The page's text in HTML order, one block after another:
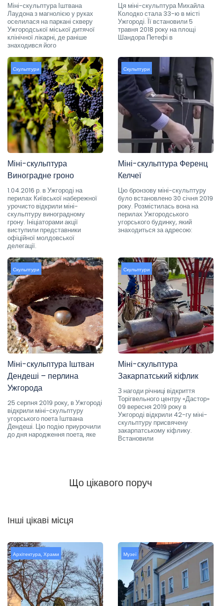
Міні-скульптура Іштвана
Лаудона з магнолією у руках
оселилася на паркані скверу
Ужгородської міської дитячої
клінічної лікарні, де раніше
знаходився його
Ця міні-скульптура Михайла
Колодко стала 33-ю в місті
Ужгороді. Її встановили 5
травня 2018 року на площі
Шандора Петефі в
Скульптури
Міні-скульптура
Виноградне гроно
1.04.2016 р. в Ужгороді на
перилах Київської набережної
урочисто відкрили міні-
скульптуру виноградному
грону. Ініціаторами акції
виступили представники
офіційної молдовської
делегації.
Скульптури
Міні-скульптура Ференц
Келчеї
Цю бронзову міні-скульптуру
було встановлено 30 січня 2019
року. Розмістилась вона на
перилах Ужгородського
угорського будинку, який
знаходиться за адресою:
Скульптури
Міні-скульптура Іштван
Дендеші – перлина
Ужгорода
25 серпня 2019 року, в Ужгороді
відкрили міні-скульптуру
угорського поета Іштвана
Дендеші. Цю подію приурочили
до дня народження поета, яке
Скульптури
Міні-скульптура
Закарпатський кіфлик
З нагоди річниці відкриття
Торігвельного центру «Дастор»
09 вересня 2019 року в
Ужгороді відкрили 42-гу міні-
скульптуру присвячену
закарпатському кіфлику.
Встановили
Що цікавого поруч
Інші цікаві місця
Архітектура, Храми Музеї